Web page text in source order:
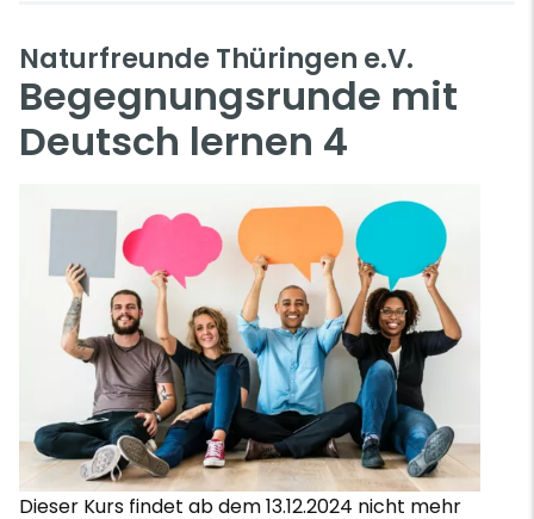
Naturfreunde Thüringen e.V.
Begegnungsrunde mit
Deutsch lernen 4
Dieser Kurs findet ab dem 13.12.2024 nicht mehr